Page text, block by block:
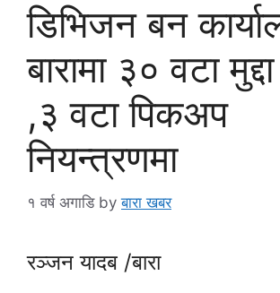
डिभिजन बन
बारामा ३० वटा मुद्दा
,३ वटा पिकअप
नियन्त्रणमा
१ वर्ष अगाडि byबारा खबर
रञ्जन यादब /बारा